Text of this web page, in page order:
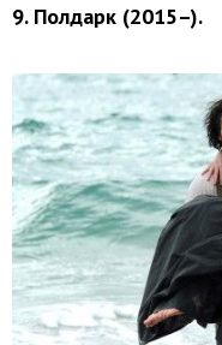
9. Полдарк (2015–).